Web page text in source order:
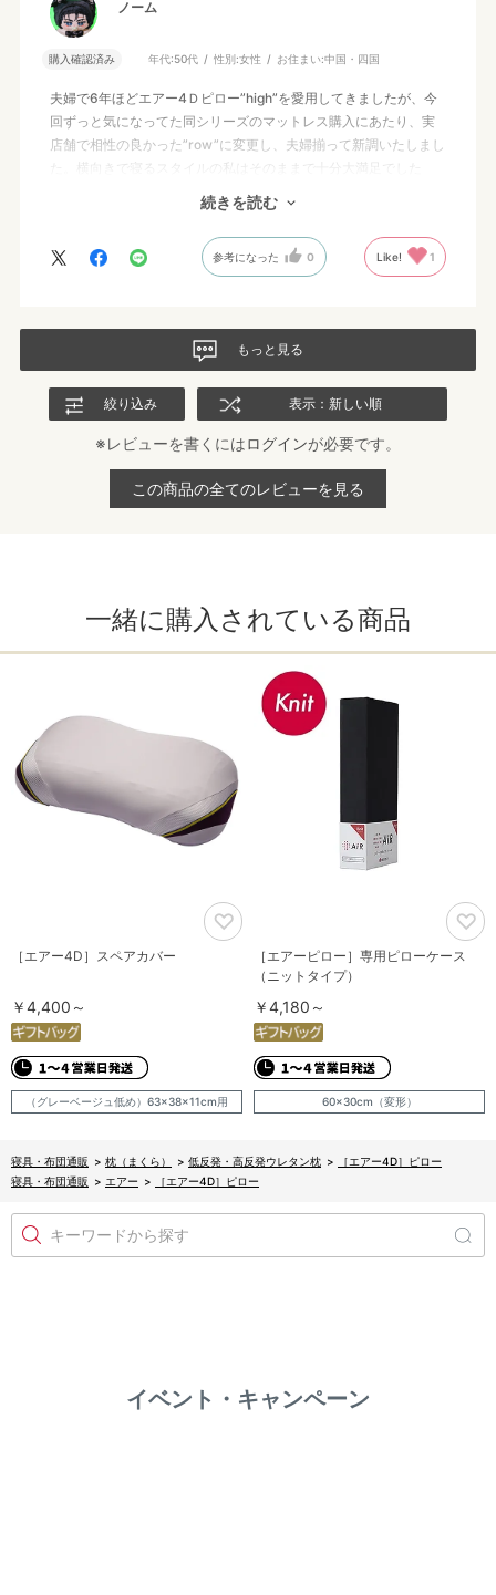
ノーム
購入確認済み 年代:50代 性別:女性 お住まい:中国・四国
夫婦で6年ほどエアー4Ｄピロー”high”を愛用してきましたが、今
回ずっと気になってた同シリーズのマットレス購入にあたり、実
店舗で相性の良かった”row”に変更し、夫婦揃って新調いたしまし
た。横向きで寝るスタイルの私はそのままで十分大満足でした
に良かったようです。こちらお値段はそれなりにしてますが、今
まで枕ジプシーで費やした莫大な出費を考えると安いもの^^; これ
からも浮気せず夫婦共々リピートしてまいります！
続きを読む
参考になった 0 Like! 1
もっと見る
絞り込み 表示：新しい順
※レビューを書くにはログインが必要です。
この商品の全てのレビューを見る
一緒に購入されている商品
［エアー4D］スペアカバー
￥4,400～
（グレーベージュ低め）63×38×11cm用
［エアーピロー］専用ピローケース
（ニットタイプ）
￥4,180～
60×30cm（変形）
寝具・布団通販 > 枕（まくら） > 低反発・高反発ウレタン枕 >
［エアー4D］ピロー
寝具・布団通販 > エアー > ［エアー4D］ピロー
キーワードから探す
イベント・キャンペーン